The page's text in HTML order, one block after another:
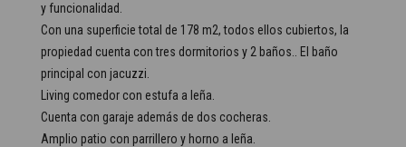
y funcionalidad.
Con una superficie total de 178 m2, todos ellos cubiertos, la
propiedad cuenta con tres dormitorios y 2 baños.. El baño
principal con jacuzzi.
Living comedor con estufa a leña.
Cuenta con garaje además de dos cocheras.
Amplio patio con parrillero y horno a leña.